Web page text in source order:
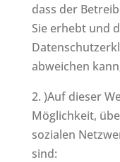
dass der
Sie erhebt und
abweichen
2. )Auf dieser
Möglichkeit,
sozialen
sind: